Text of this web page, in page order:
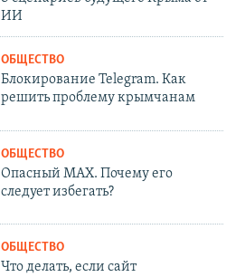
ИИ
ОБЩЕСТВО
Блокирование Telegram. Как
решить проблему крымчанам
ОБЩЕСТВО
Опасный MAX. Почему его
следует избегать?
ОБЩЕСТВО
Что делать, если сайт